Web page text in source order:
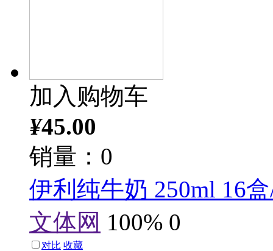
加入购物车
¥45.00
销量：0
伊利纯牛奶 250ml 16
文体网 100% 0
对比 收藏